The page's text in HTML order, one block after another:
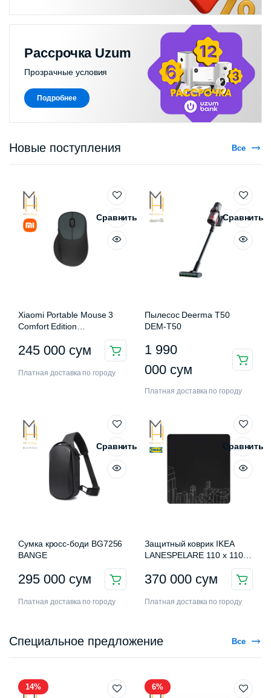
Рассрочка Uzum
Прозрачные условия
Подробнее
Новые поступления Все
Сравнить
Xiaomi Portable Mouse 3
Comfort Edition
245 000 сум
Платная доставка по городу
Сравнить
Пылесос Deerma T50
DEM-T50
1 990
000 сум
Платная доставка по городу
Сравнить
Сумка кросс-боди BG7256
BANGE
295 000 сум
Платная доставка по городу
Сравнить
Защитный коврик IKEA
LANESPELARE 110 x 110
370 000 сум
Платная доставка по городу
Специальное предложение Все
14% 6%